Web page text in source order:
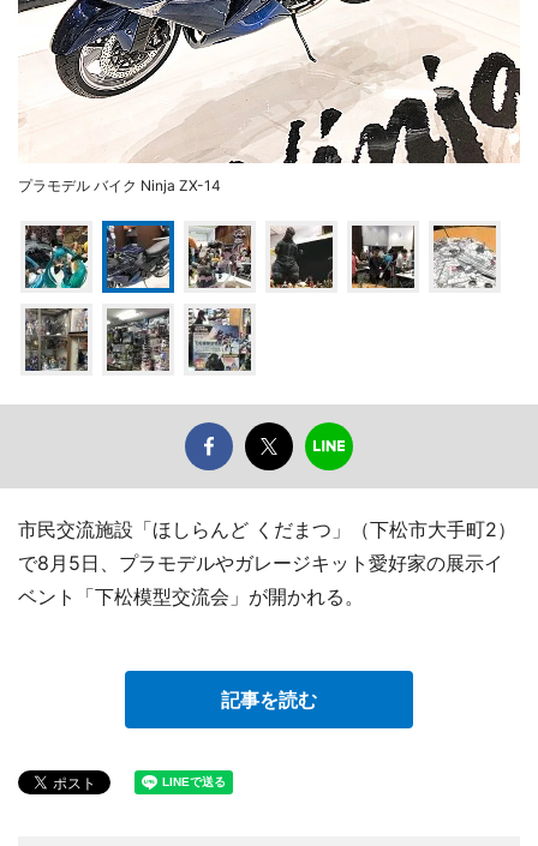
プラモデル バイク Ninja ZX-14
市民交流施設「ほしらんど くだまつ」（下松市大手町2）
で8月5日、プラモデルやガレージキット愛好家の展示イ
ベント「下松模型交流会」が開かれる。
記事を読む